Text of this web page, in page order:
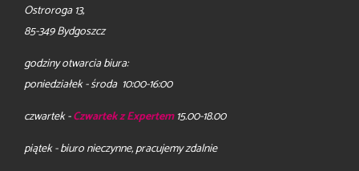
Ostroroga 13,
85-349 Bydgoszcz
godziny otwarcia biura:
poniedziałek - środa 10:00-16:00
czwartek -Czwartek z Expertem15.00-18.00
piątek - biuro nieczynne, pracujemy zdalnie